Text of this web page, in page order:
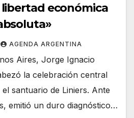
libertad económica
AGENDA ARGENTINA
Aires, Jorge Ignacio
la celebración central
santuario de Liniers. Ante
emitió un duro diagnóstico…